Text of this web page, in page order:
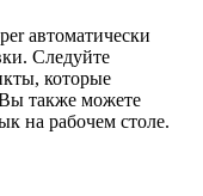
автоматически
Следуйте
которые
также можете
на рабочем столе.